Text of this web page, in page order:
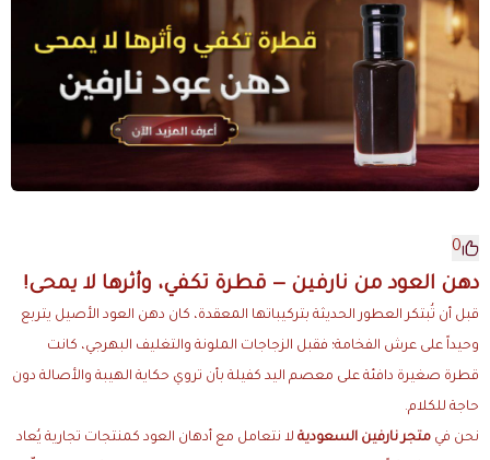
0
دهن العود من نارفين — قطرة تكفي، وأثرها لا يمحى!
قبل أن تُبتكر العطور الحديثة بتركيباتها المعقدة، كان دهن العود الأصيل يتربع
وحيداً على عرش الفخامة؛ فقبل الزجاجات الملونة والتغليف البهرجي، كانت
قطرة صغيرة دافئة على معصم اليد كفيلة بأن تروي حكاية الهيبة والأصالة دون
حاجة للكلام.
نحن في متجر نارفين السعودية لا نتعامل مع أدهان العود كمنتجات تجارية يُعاد